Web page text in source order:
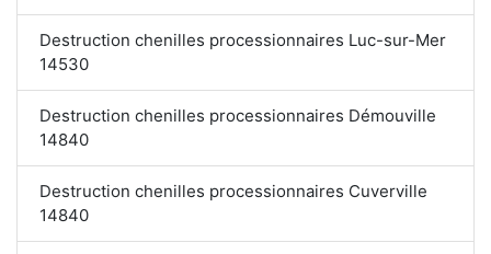
Destruction chenilles processionnaires Luc-sur-Mer
14530
Destruction chenilles processionnaires Démouville
14840
Destruction chenilles processionnaires Cuverville
14840